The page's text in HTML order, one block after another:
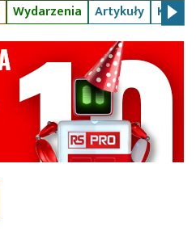
Wydarzenia Artykuły Kursy